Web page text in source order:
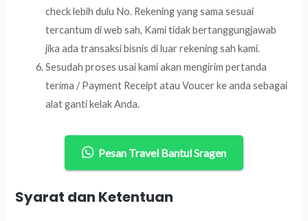
check lebih dulu No. Rekening yang sama sesuai
tercantum di web sah, Kami tidak bertanggungjawab
jika ada transaksi bisnis di luar rekening sah kami.
Sesudah proses usai kami akan mengirim pertanda
terima / Payment Receipt atau Voucer ke anda sebagai
alat ganti kelak Anda.
Pesan Travel Bantul Sragen
Syarat dan Ketentuan